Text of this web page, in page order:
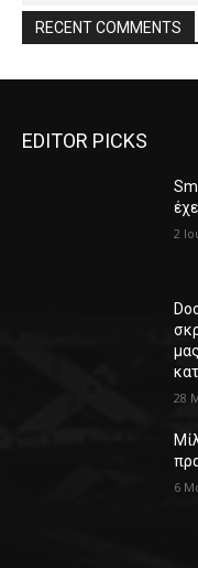
RECENT COMMENTS
EDITOR PICKS
2
28
6